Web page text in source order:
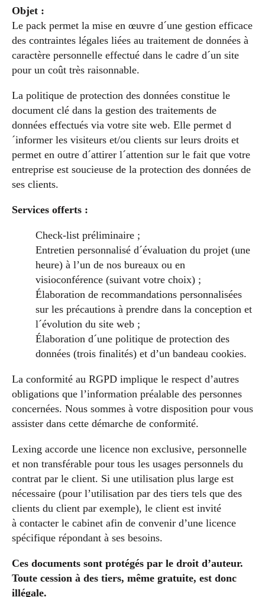
Objet :
Le pack permet la mise en œuvre d´une gestion efficace
des contraintes légales liées au traitement de données à
caractère personnelle effectué dans le cadre d´un site
pour un coût très raisonnable.
La politique de protection des données constitue le
document clé dans la gestion des traitements de
données effectués via votre site web. Elle permet d
´informer les visiteurs et/ou clients sur leurs droits et
permet en outre d´attirer l´attention sur le fait que votre
entreprise est soucieuse de la protection des données de
ses clients.
Services offerts :
Check-list préliminaire ;
Entretien personnalisé d´évaluation du projet (une
heure) à l’un de nos bureaux ou en
visioconférence (suivant votre choix) ;
Élaboration de recommandations personnalisées
sur les précautions à prendre dans la conception et
l´évolution du site web ;
Élaboration d´une politique de protection des
données (trois finalités) et d’un bandeau cookies.
La conformité au RGPD implique le respect d’autres
obligations que l’information préalable des personnes
concernées. Nous sommes à votre disposition pour vous
assister dans cette démarche de conformité.
Lexing accorde une licence non exclusive, personnelle
et non transférable pour tous les usages personnels du
contrat par le client. Si une utilisation plus large est
nécessaire (pour l’utilisation par des tiers tels que des
clients du client par exemple), le client est invité
à contacter le cabinet afin de convenir d’une licence
spécifique répondant à ses besoins.
Ces documents sont protégés par le droit d’auteur.
Toute cession à des tiers, même gratuite, est donc
illégale.